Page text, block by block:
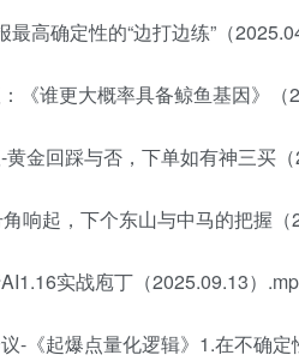
最高确定性的“边打边练”（
《谁更大概率具备鲸鱼基因》（
黄金回踩与否，下单如有神三买
响起，下个东山与中马的把握
实战庖丁（2025.09.13）
-《起爆点量化逻辑》1.在不确